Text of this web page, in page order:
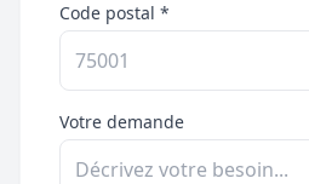
Code postal *
Votre demande